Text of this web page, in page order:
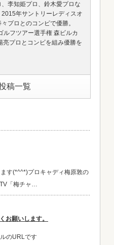
李知姫プロ、鈴木愛プロな
年サントリーレディスオ
プロとのコンビで優勝。
ルフツアー選手権 森ビルカ
亮プロとコンビを組み優勝を
稿一覧
す(*^^*)プロキャディ梅原敦の
「梅チャ…
お願いします。
のURLです